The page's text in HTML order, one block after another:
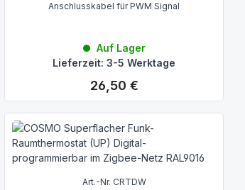
Anschlusskabel für PWM Signal
Auf Lager
Lieferzeit: 3-5 Werktage
Regulärer Preis:
26,50 €
Art.-Nr. CRTDW